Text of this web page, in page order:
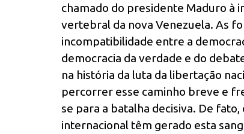
chamado do presidente Maduro à
vertebral da nova Venezuela. As
incompatibilidade entre a
democracia da verdade e do
na história da luta da libertação
percorrer esse caminho breve e
se para a batalha decisiva. De
internacional têm gerado esta